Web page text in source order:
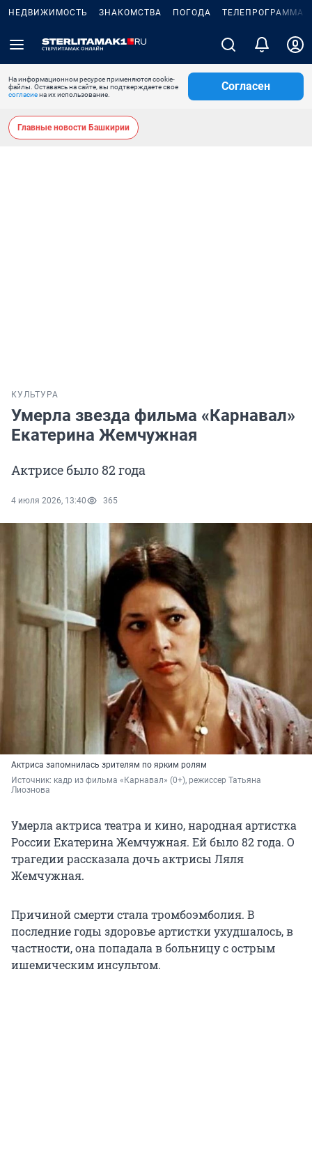
НЕДВИЖИМОСТЬ ЗНАКОМСТВА ПОГОДА ТЕЛЕПРОГРАММА
На информационном ресурсе применяются cookie-
файлы. Оставаясь на сайте, вы подтверждаете свое
согласиена их использование.
Согласен
Главные новости Башкирии
КУЛЬТУРА
Умерла звезда фильма «Карнавал»
Екатерина Жемчужная
Актрисе было 82 года
4 июля 2026, 13:40 365
Актриса запомнилась зрителям по ярким ролям
Источник: кадр из фильма «Карнавал» (0+), режиссер Татьяна
Лиознова
Умерла актриса театра и кино, народная артистка
России Екатерина Жемчужная. Ей было 82 года. О
трагедии рассказала дочь актрисы Ляля
Жемчужная.
Причиной смерти стала тромбоэмболия. В
последние годы здоровье артистки ухудшалось, в
частности, она попадала в больницу с острым
ишемическим инсультом.